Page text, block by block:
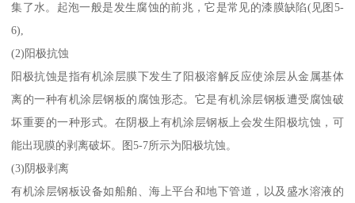
集了水。起泡一般是发生腐蚀的前兆，它是常见的漆膜缺陷(见图5-
6),
(2)阳极抗蚀
阳极抗蚀是指有机涂层膜下发生了阳极溶解反应使涂层从金属基体
离的一种有机涂层钢板的腐蚀形态。它是有机涂层钢板遭受腐蚀破
坏重要的一种形式。在阴极上有机涂层钢板上会发生阳极坑蚀，可
能出现膜的剥离破坏。图5-7所示为阳极坑蚀。
(3)阴极剥离
有机涂层钢板设备如船舶、海上平台和地下管道，以及盛水溶液的